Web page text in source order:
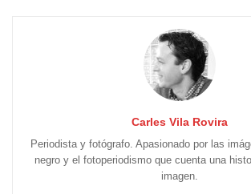
Carles Vila Rovira
Periodista y fotógrafo. Apasionado por las
negro y el fotoperiodismo que cuenta una
imagen.